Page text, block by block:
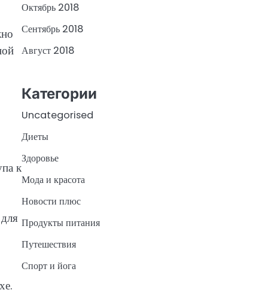
к
Октябрь 2018
Сентябрь 2018
Август 2018
Категории
Uncategorised
Диеты
Здоровье
Мода и красота
Новости плюс
Продукты питания
Путешествия
Спорт и йога